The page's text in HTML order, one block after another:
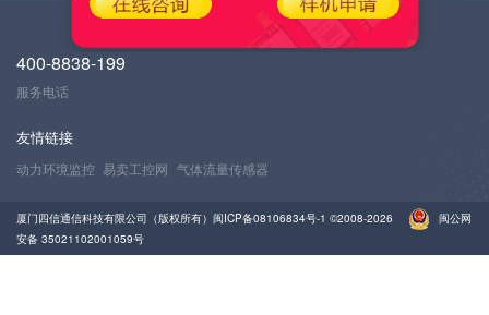
400-8838-199
服务电话
友情链接
动力环境监控 易卖工控网 气体流量传感器
厦门四信通信科技有限公司（版权所有） 闽ICP备08106834号-1 ©2008-2026
闽公网
安备 35021102001059号